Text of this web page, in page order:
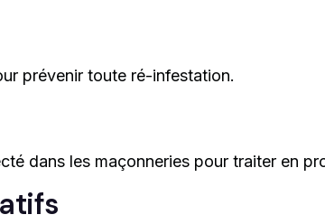
prévenir toute ré-infestation.
dans les maçonneries pour traiter en